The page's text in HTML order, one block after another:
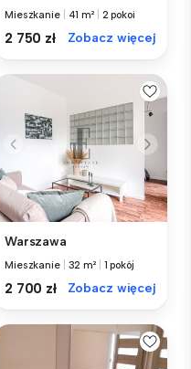
Mieszkanie 41 m² 2 pokoi
2 750 zł Zobacz więcej
Warszawa
Mieszkanie 32 m² 1 pokój
2 700 zł Zobacz więcej